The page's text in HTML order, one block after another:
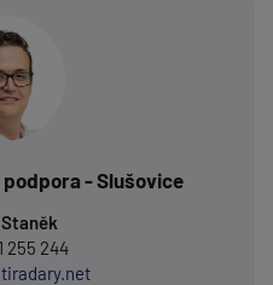
- Slušovice
255 244